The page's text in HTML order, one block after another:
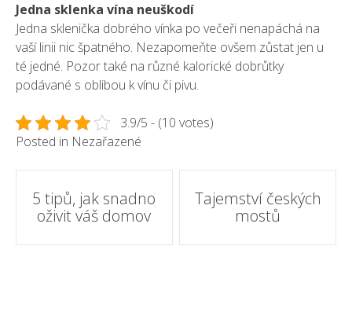
Jedna sklenka vína neuškodí
Jedna sklenička dobrého vínka po večeři nenapáchá na
vaší linii nic špatného. Nezapomeňte ovšem zůstat jen u
té jedné. Pozor také na různé kalorické dobrůtky
podávané s oblibou k vínu či pivu.
3.9/5 - (10 votes)
Posted in Nezařazené
Post
navigation
5 tipů, jak snadno
oživit váš domov
Tajemství českých
mostů